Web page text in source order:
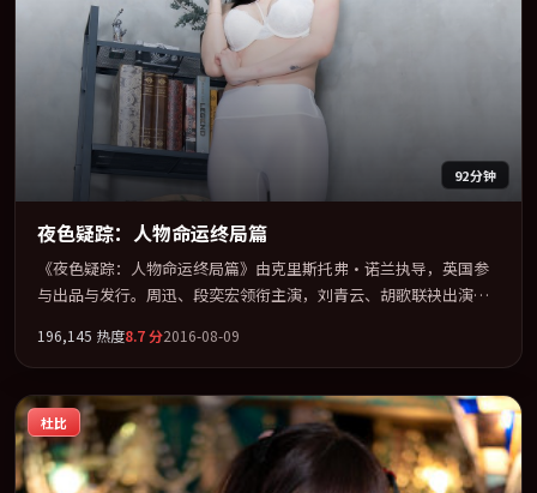
92分钟
夜色疑踪：人物命运终局篇
《夜色疑踪：人物命运终局篇》由克里斯托弗·诺兰执导，英国参
与出品与发行。周迅、段奕宏领衔主演，刘青云、胡歌联袂出演。
为骨架，在叙事、表演与视听上力求统一。定于 2016-01-18 在内地
院线及主流平台同步亮相，2016 年度话题片中口碑稳健，适合喜欢
强情节与人物弧光的观众完整观看。
196,145 热度8.7分2016-08-09
杜比